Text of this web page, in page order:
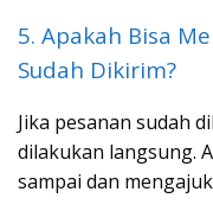
5. Apakah Bisa
Sudah Dikirim?
Jika pesanan sudah
dilakukan langsung.
sampai dan